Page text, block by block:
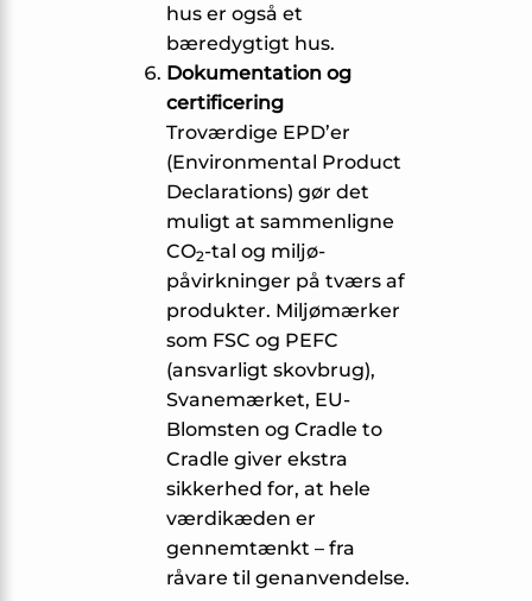
hus er også et
bæredygtigt hus.
Dokumentation og
certificering
Troværdige EPD’er
(Environmental Product
Declarations) gør det
muligt at sammenligne
CO2-tal og miljø­
påvirkninger på tværs af
produkter. Miljømærker
som FSC og PEFC
(ansvarligt skovbrug),
Svanemærket, EU-
Blomsten og Cradle to
Cradle giver ekstra
sikkerhed for, at hele
værdikæden er
gennemtænkt – fra
råvare til genanvendelse.